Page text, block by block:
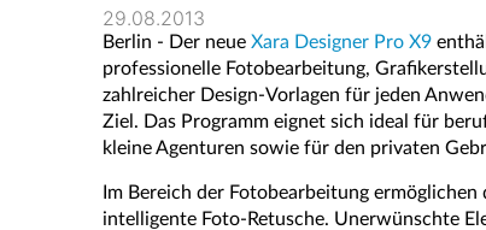
29.08.2013
Berlin - Der neue Xara Designer Pro X9
professionelle Fotobearbeitung,
zahlreicher Design-Vorlagen für jeden
Ziel. Das Programm eignet sich ideal für
kleine Agenturen sowie für den privaten
Im Bereich der Fotobearbeitung
intelligente Foto-Retusche. Unerwünschte